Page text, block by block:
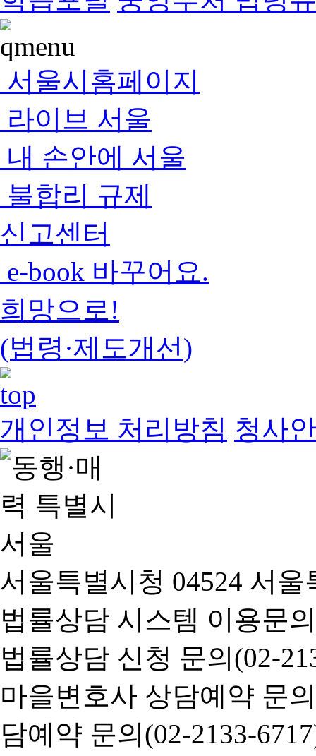
서울시홈페이지
라이브 서울
내 손안에 서울
불합리 규제
신고센터
e-book 바꾸어요.
희망으로!
(법령·제도개선)
개인정보 처리방침 청사
서울특별시청 04524 서
법률상담 시스템 이용문
법률상담 신청 문의(02-
마을변호사 상담예약 문
담예약 문의(02-2133-